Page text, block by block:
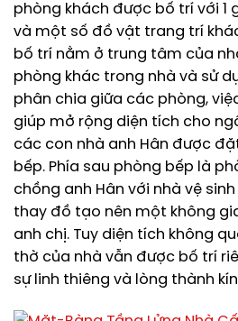
phòng khách được bố trí với 1
và một số đồ vật trang trí
bố trí nằm ở trung tâm của
phòng khác trong nhà và sử
phân chia giữa các phòng,
giúp mở rộng diện tích cho
các con nhà anh Hân được
bếp. Phía sau phòng bếp là
chồng anh Hân với nhà vệ
thay đồ tạo nên một không
anh chị. Tuy diện tích không
thờ của nhà vẫn được bố trí
sự linh thiêng và lòng thành